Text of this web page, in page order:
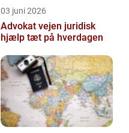
03 juni 2026
Advokat vejen juridisk
hjælp tæt på hverdagen